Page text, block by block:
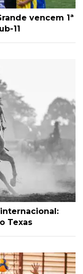
vencem 1ª
11
Texas